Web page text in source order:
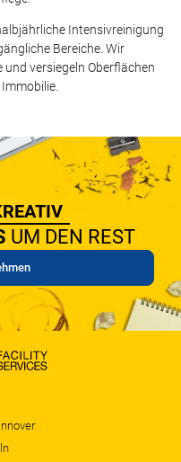
Intensivreinigung
Bereiche. Wir
versiegeln Oberflächen
UM DEN REST